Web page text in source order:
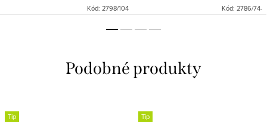
Kód: 2798/104 Kód: 2786/74-
Tip
Tip